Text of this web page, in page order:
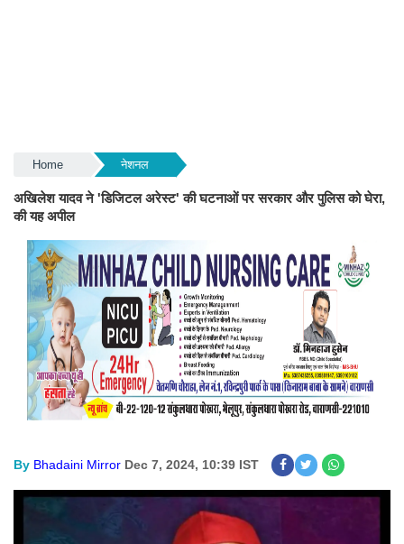
Home नेशनल
अखिलेश यादव ने 'डिजिटल अरेस्ट' की घटनाओं पर सरकार और पुलिस को घेरा,
की यह अपील
By Bhadaini Mirror Dec 7, 2024, 10:39 IST